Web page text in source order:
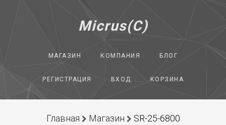
Micrus(C)
МАГАЗИН КОМПАНИЯ БЛОГ
РЕГИСТРАЦИЯ ВХОД КОРЗИНА
Главная Магазин
SR-25-6800